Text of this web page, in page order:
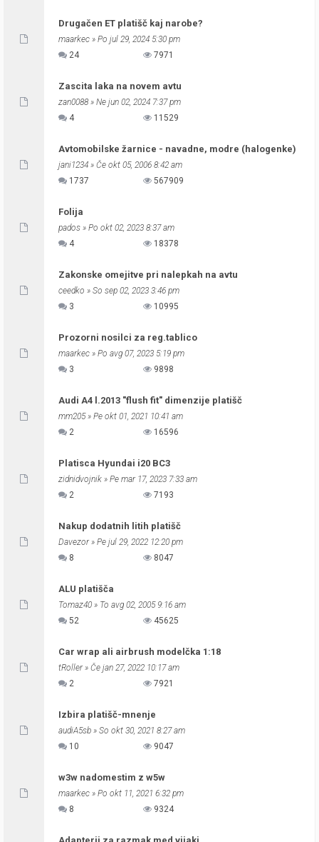
Drugačen ET platišč kaj narobe?
maarkec » Po jul 29, 2024 5:30 pm
24
7971
Zascita laka na novem avtu
zan0088 » Ne jun 02, 2024 7:37 pm
4
11529
Avtomobilske žarnice - navadne, modre (halogenke)
jani1234 » Če okt 05, 2006 8:42 am
1737
567909
Folija
pados » Po okt 02, 2023 8:37 am
4
18378
Zakonske omejitve pri nalepkah na avtu
ceedko » So sep 02, 2023 3:46 pm
3
10995
Prozorni nosilci za reg.tablico
maarkec » Po avg 07, 2023 5:19 pm
3
9898
Audi A4 l.2013 "flush fit" dimenzije platišč
mm205» Pe okt 01, 2021 10:41 am
2
16596
Platisca Hyundai i20 BC3
zidnidvojnik » Pe mar 17, 2023 7:33 am
2
7193
Nakup dodatnih litih platišč
Davezor» Pe jul 29, 2022 12:20 pm
8
8047
ALU platišča
Tomaz40 » To avg 02, 2005 9:16 am
52
45625
Car wrap ali airbrush modelčka 1:18
tRoller» Če jan 27, 2022 10:17 am
2
7921
Izbira platišč-mnenje
audiA5sb » So okt 30, 2021 8:27 am
10
9047
w3w nadomestim z w5w
maarkec » Po okt 11, 2021 6:32 pm
8
9324